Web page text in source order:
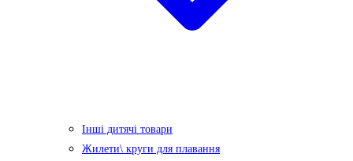
Інші дитячі товари
Жилети\ круги для плавання